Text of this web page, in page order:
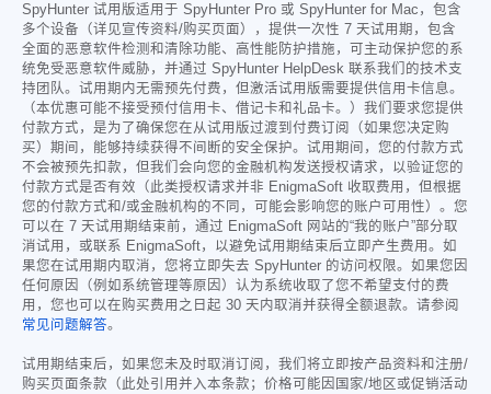
SpyHunter 试用版适用于 SpyHunter Pro 或 SpyHunter for Mac，包含
多个设备（详见宣传资料/购买页面），提供一次性 7 天试用期，包含
全面的恶意软件检测和清除功能、高性能防护措施，可主动保护您的系
统免受恶意软件威胁，并通过 SpyHunter HelpDesk 联系我们的技术支
持团队。试用期内无需预先付费，但激活试用版需要提供信用卡信息。
（本优惠可能不接受预付信用卡、借记卡和礼品卡。）我们要求您提供
付款方式，是为了确保您在从试用版过渡到付费订阅（如果您决定购
买）期间，能够持续获得不间断的安全保护。试用期间，您的付款方式
不会被预先扣款，但我们会向您的金融机构发送授权请求，以验证您的
付款方式是否有效（此类授权请求并非 EnigmaSoft 收取费用，但根据
您的付款方式和/或金融机构的不同，可能会影响您的账户可用性）。您
可以在 7 天试用期结束前，通过 EnigmaSoft 网站的“我的账户”部分取
消试用，或联系 EnigmaSoft，以避免试用期结束后立即产生费用。如
果您在试用期内取消，您将立即失去 SpyHunter 的访问权限。如果您因
任何原因（例如系统管理等原因）认为系统收取了您不希望支付的费
用，您也可以在购买费用之日起 30 天内取消并获得全额退款。请参阅
常见问题解答。
试用期结束后，如果您未及时取消订阅，我们将立即按产品资料和注册/
购买页面条款（此处引用并入本条款；价格可能因国家/地区或促销活动